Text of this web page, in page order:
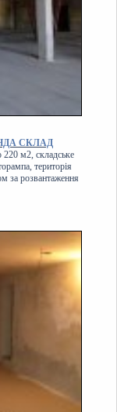
СКЛАД
м2, складське
територія
за розвантаження